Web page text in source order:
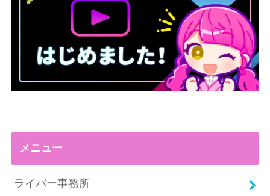
メニュー
ライバー事務所